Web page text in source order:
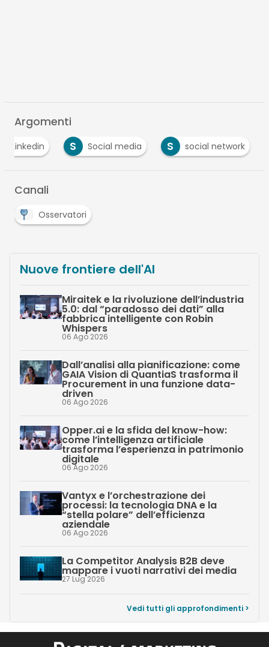
Argomenti
Linkedin S Social media S social network
Canali
Osservatori
Nuove frontiere dell'AI
Miraitek e la rivoluzione dell’industria
5.0: dal “paradosso dei dati” alla
fabbrica intelligente con Robin
Whispers
06 Ago 2026
Dall’analisi alla pianificazione: come
GAIA Vision di QuantiaS trasforma il
Procurement in una funzione data-
driven
06 Ago 2026
Opper.ai e la sfida del know-how:
come l’intelligenza artificiale
trasforma l’esperienza in patrimonio
digitale
06 Ago 2026
Vantyx e l’orchestrazione dei
processi: la tecnologia DNA e la
“stella polare” dell’efficienza
aziendale
06 Ago 2026
La Competitor Analysis B2B deve
mappare i vuoti narrativi dei media
27 Lug 2026
Vedi tutti gli approfondimenti >